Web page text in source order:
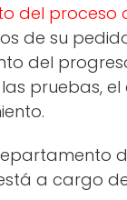
del proceso
de su
del
pruebas,
a cargo